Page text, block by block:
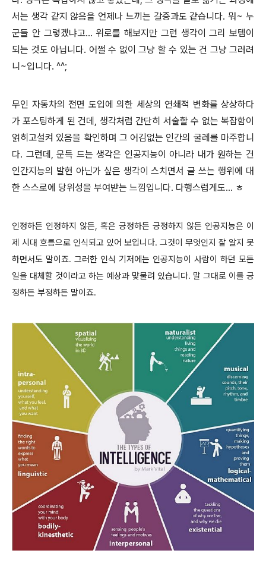
서는 생각 같지 않음을 언제나 느끼는 갈증과도 같습니다. 뭐~ 누
군들 안 그렇겠냐고... 위로를 해보지만 그런 생각이 그리 보템이
되는 것도 아닙니다. 어쩔 수 없이 그냥 할 수 있는 건 그냥 그러려
니~입니다. ^^;
무인 자동차의 전면 도입에 의한 세상의 연쇄적 변화를 상상하다
가 포스팅하게 된 건데, 생각처럼 간단히 서술할 수 없는 복잡함이
얽히고설켜 있음을 확인하며 그 어김없는 인간의 굴레를 마주합니
다. 그런데, 문득 드는 생각은 인공지능이 아니라 내가 원하는 건
인간지능의 발현 아닌가 싶은 생각이 스치면서 글 쓰는 행위에 대
한 스스로에 당위성을 부여받는 느낌입니다. 다행스럽게도... ㅎ
인정하든 인정하지 않든, 혹은 긍정하든 긍정하지 않든 인공지능은 이
제 시대 흐름으로 인식되고 있어 보입니다. 그것이 무엇인지 잘 알지 못
하면서도 말이죠. 그러한 인식 기저에는 인공지능이 사람이 하던 모든
일을 대체할 것이라고 하는 예상과 맞물려 있습니다. 말 그대로 이를 긍
정하든 부정하든 말이죠.